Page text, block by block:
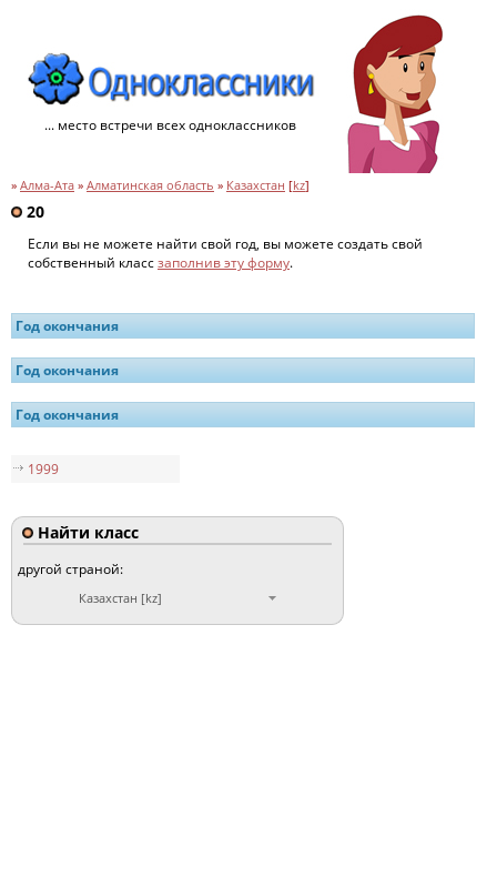
... место встречи всех одноклассников
» Алма-Ата » Алматинская область » Казахстан [kz]
20
Если вы не можете найти свой год, вы можете создать свой
собственный классзаполнив эту форму.
Год окончания
Год окончания
Год окончания
1999
Найти класс
другой страной:
Казахстан [kz]